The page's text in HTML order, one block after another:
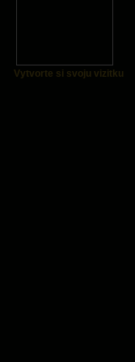
Vytvorte si svoju vizitku